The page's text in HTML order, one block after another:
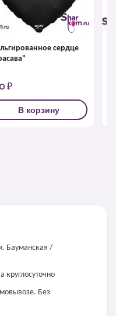
сердце
₽
В корзину
Бауманская /
круглосуточно
Без